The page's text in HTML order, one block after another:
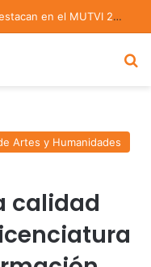
Estudiantes STEM de la UDLAP destacan en el MUTVI 2026
Artes y Humanidades
calidad